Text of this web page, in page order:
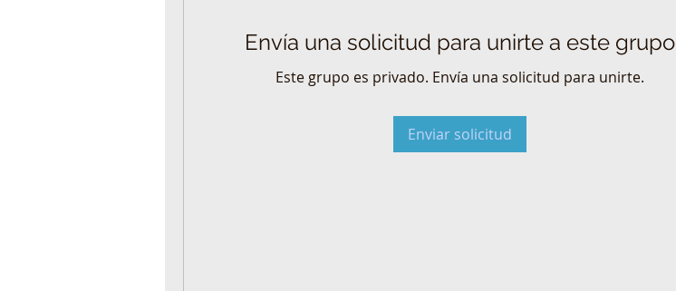
Envía una solicitud para unirte a este grupo
Este grupo es privado. Envía una solicitud para unirte.
Enviar solicitud